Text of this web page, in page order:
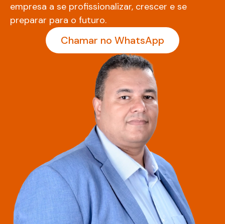
empresa a se profissionalizar, crescer e se
preparar para o futuro.
Chamar no WhatsApp